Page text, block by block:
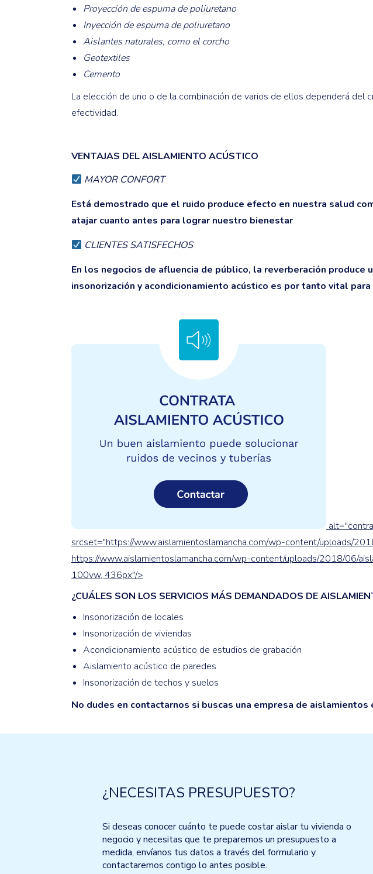
Proyección de espuma de poliuretano
Inyección de espuma de poliuretano
Aislantes naturales, como el corcho
Geotextiles
Cemento
La elección de uno o de la combinación de varios de ellos dependerá
efectividad.
VENTAJAS DEL AISLAMIENTO ACÚSTICO
MAYOR CONFORT
Está demostrado que el ruido produce efecto en nuestra salud
atajar cuanto antes para lograr nuestro bienestar
CLIENTES SATISFECHOS
En los negocios de afluencia de público, la reverberación
insonorización y acondicionamiento acústico es por tanto vital
srcset="https://www.aislamientoslamancha.com/wp-content/uploads/
https://www.aislamientoslamancha.com/wp-content/uploads/2018/06/
100vw, 436px"/>
¿CUÁLES SON LOS SERVICIOS MÁS DEMANDADOS DE
Insonorización de locales
Insonorización de viviendas
Acondicionamiento acústico de estudios de grabación
Aislamiento acústico de paredes
Insonorización de techos y suelos
No dudes en contactarnos si buscas una empresa de aislamientos
¿NECESITAS PRESUPUESTO?
Si deseas conocer cuánto te puede costar aislar tu vivienda o
negocio y necesitas que te preparemos un presupuesto a
medida, envíanos tus datos a través del formulario y
contactaremos contigo lo antes posible.